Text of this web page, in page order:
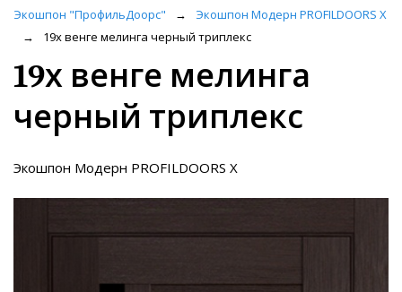
Экошпон "ПрофильДоорс"
→
Экошпон Модерн PROFILDOORS X
→
19х венге мелинга черный триплекс
19х венге мелинга
черный триплекс
Экошпон Модерн PROFILDOORS X